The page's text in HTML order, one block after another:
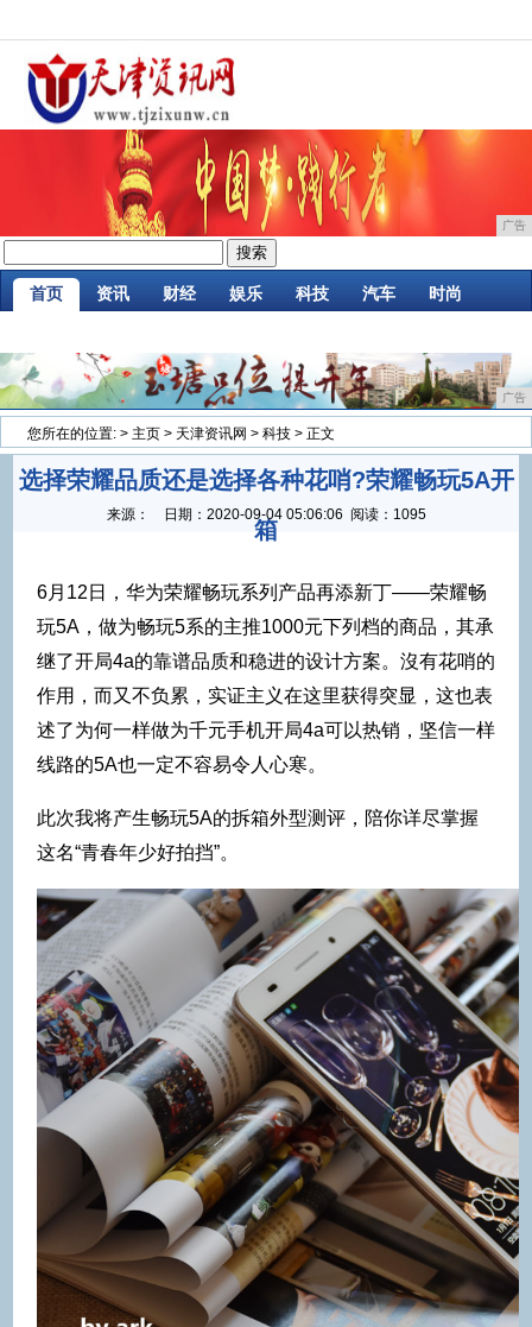
广告
首页 资讯 财经 娱乐 科技 汽车 时尚
广告
您所在的位置: > 主页 > 天津资讯网 > 科技 > 正文
选择荣耀品质还是选择各种花哨?荣耀畅玩5A开
箱
来源： 日期： 2020-09-04 05:06:06 阅读：1095
6月12日，华为荣耀畅玩系列产品再添新丁——荣耀畅
玩5A，做为畅玩5系的主推1000元下列档的商品，其承
继了开局4a的靠谱品质和稳进的设计方案。沒有花哨的
作用，而又不负累，实证主义在这里获得突显，这也表
述了为何一样做为千元手机开局4a可以热销，坚信一样
线路的5A也一定不容易令人心寒。
此次我将产生畅玩5A的拆箱外型测评，陪你详尽掌握
这名“青春年少好拍挡”。